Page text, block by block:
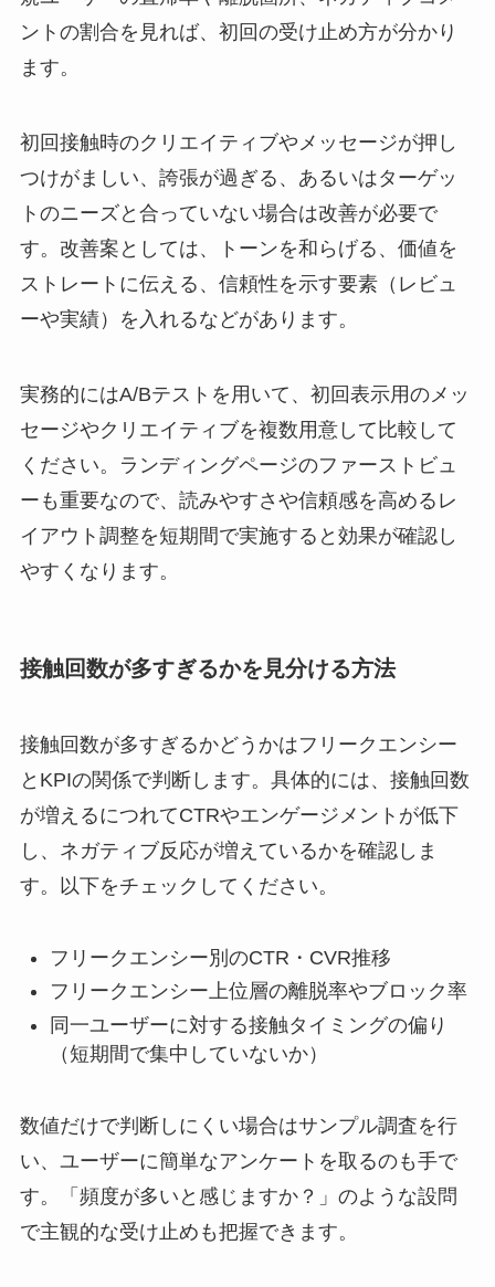
ントの割合を見れば、初回の受け止め方が分かり
ます。
初回接触時のクリエイティブやメッセージが押し
つけがましい、誇張が過ぎる、あるいはターゲッ
トのニーズと合っていない場合は改善が必要で
す。改善案としては、トーンを和らげる、価値を
ストレートに伝える、信頼性を示す要素（レビュ
ーや実績）を入れるなどがあります。
実務的にはA/Bテストを用いて、初回表示用のメッ
セージやクリエイティブを複数用意して比較して
ください。ランディングページのファーストビュ
ーも重要なので、読みやすさや信頼感を高めるレ
イアウト調整を短期間で実施すると効果が確認し
やすくなります。
接触回数が多すぎるかを見分ける方法
接触回数が多すぎるかどうかはフリークエンシー
とKPIの関係で判断します。具体的には、接触回数
が増えるにつれてCTRやエンゲージメントが低下
し、ネガティブ反応が増えているかを確認しま
す。以下をチェックしてください。
フリークエンシー別のCTR・CVR推移
フリークエンシー上位層の離脱率やブロック率
同一ユーザーに対する接触タイミングの偏り
（短期間で集中していないか）
数値だけで判断しにくい場合はサンプル調査を行
い、ユーザーに簡単なアンケートを取るのも手で
す。「頻度が多いと感じますか？」のような設問
で主観的な受け止めも把握できます。